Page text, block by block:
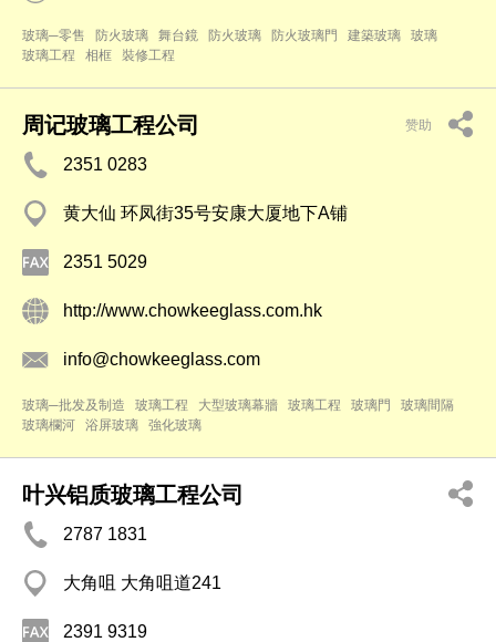
玻璃─零售 防火玻璃 舞台鏡 防火玻璃 防火玻璃門 建築玻璃
玻璃
玻璃工程
相框 裝修工程
周记玻璃工程公司 赞助
2351 0283
黄大仙 环凤街35号安康大厦地下A铺
2351 5029
http://www.chowkeeglass.com.hk
info@chowkeeglass.com
玻璃─批发及制造 玻璃工程 大型玻璃幕牆 玻璃工程 玻璃門
玻璃間隔
玻璃欄河
浴屏玻璃 強化玻璃
叶兴铝质玻璃工程公司
2787 1831
大角咀 大角咀道241
2391 9319